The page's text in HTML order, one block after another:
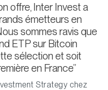
offre, Inter Invest a
émetteurs en
sommes ravis que
ETP sur Bitcoin
sélection et soit
en France
Strategy chez